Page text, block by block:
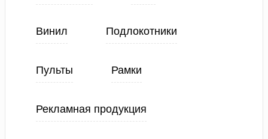
Винил Подлокотники
Пульты Рамки
Рекламная продукция